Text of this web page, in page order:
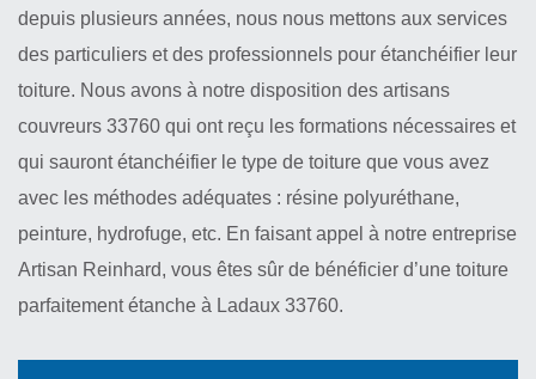
depuis plusieurs années, nous nous mettons aux services
des particuliers et des professionnels pour étanchéifier leur
toiture. Nous avons à notre disposition des artisans
couvreurs 33760 qui ont reçu les formations nécessaires et
qui sauront étanchéifier le type de toiture que vous avez
avec les méthodes adéquates : résine polyuréthane,
peinture, hydrofuge, etc. En faisant appel à notre entreprise
Artisan Reinhard, vous êtes sûr de bénéficier d’une toiture
parfaitement étanche à Ladaux 33760.